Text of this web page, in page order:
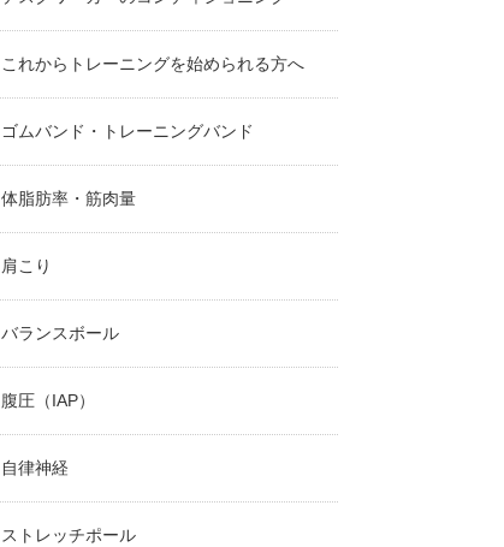
これからトレーニングを始められる方へ
ゴムバンド・トレーニングバンド
体脂肪率・筋肉量
肩こり
バランスボール
腹圧（IAP）
自律神経
ストレッチポール